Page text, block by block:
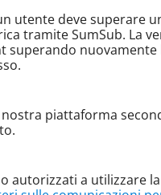
utente deve superare
tramite SumSub. La
piattaforma
a utilizzare